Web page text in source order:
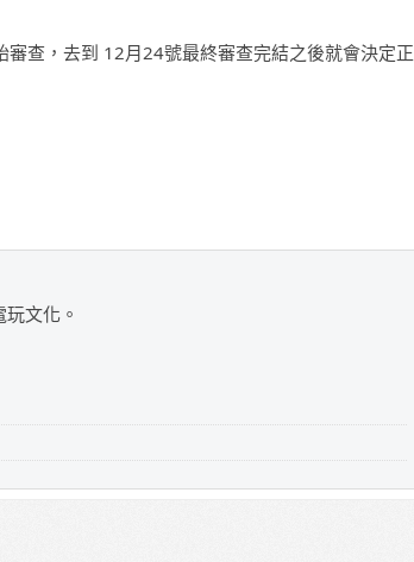
查，去到 12月24號最終審查完結之後就會決定正
文化。